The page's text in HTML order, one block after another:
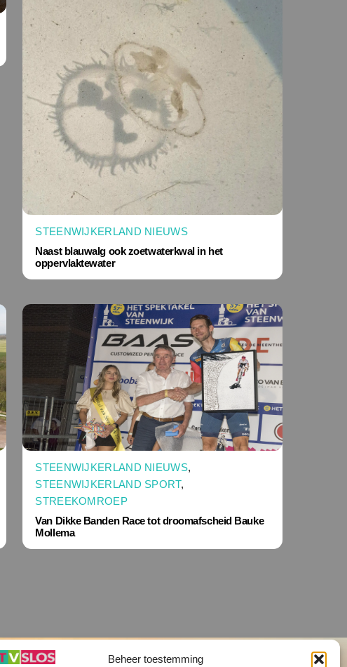
Beheer toestemming
STEENWIJKERLAND NIEUWS
Naast blauwalg ook zoetwaterkwal in het
oppervlaktewater
STEENWIJKERLAND NIEUWS,
STEENWIJKERLAND SPORT,
STREEKOMROEP
Van Dikke Banden Race tot droomafscheid Bauke
Mollema